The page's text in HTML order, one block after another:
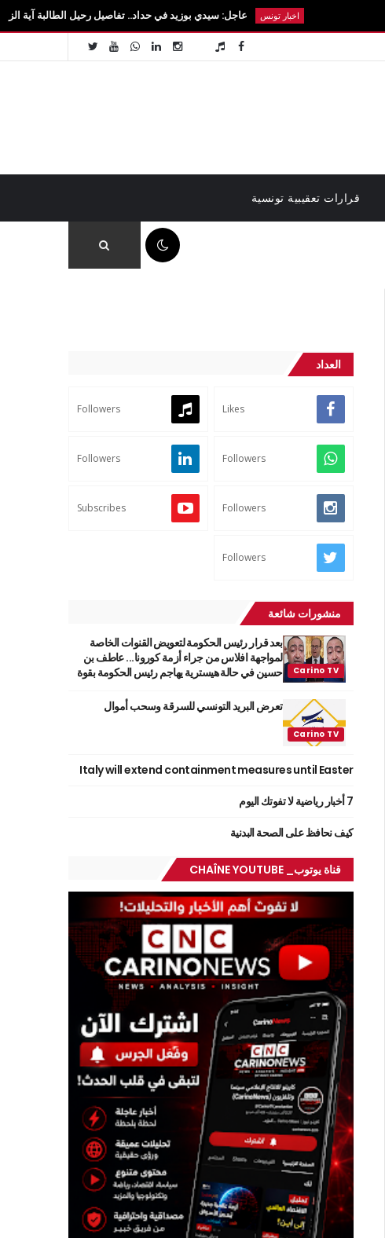
عاجل: سيدي بوزيد في حداد.. تفاصيل رحيل الطالبة آية الزايدي في حادث مروع
قرارات تعقيبية تونسية
العداد
Likes
Followers
Followers
Followers
Followers
Subscribes
Followers
منشورات شائعة
بعد قرار رئيس الحكومة لتعويض القنوات الخاصة
لمواجهة افلاس من جراء أزمة كورونا... عاطف بن
حسين في حالة هيسترية يهاجم رئيس الحكومة بقوة
تعرض البريد التونسي للسرقة وسحب أموال
Italy will extend containment measures until Easter
7 أخبار رياضية لا تفوتك اليوم
كيف نحافظ على الصحة البدنية
قناة يوتوب_ CHAÎNE YOUTUBE